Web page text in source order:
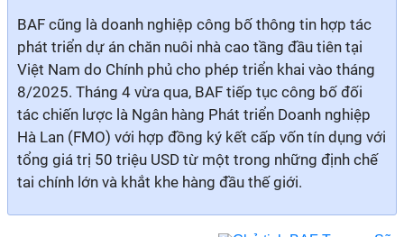
BAF cũng là doanh nghiệp công bố thông tin hợp tác
phát triển dự án chăn nuôi nhà cao tầng đầu tiên tại
Việt Nam do Chính phủ cho phép triển khai vào tháng
8/2025. Tháng 4 vừa qua, BAF tiếp tục công bố đối
tác chiến lược là Ngân hàng Phát triển Doanh nghiệp
Hà Lan (FMO) với hợp đồng ký kết cấp vốn tín dụng với
tổng giá trị 50 triệu USD từ một trong những định chế
tai chính lớn và khắt khe hàng đầu thế giới.